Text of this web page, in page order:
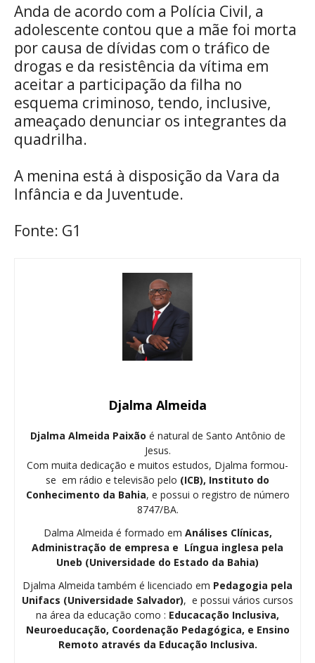
Anda de acordo com a Polícia Civil, a
adolescente contou que a mãe foi morta
por causa de dívidas com o tráfico de
drogas e da resistência da vítima em
aceitar a participação da filha no
esquema criminoso, tendo, inclusive,
ameaçado denunciar os integrantes da
quadrilha.
A menina está à disposição da Vara da
Infância e da Juventude.
Fonte: G1
Djalma Almeida
Djalma Almeida Paixão é natural de Santo Antônio de
Jesus.
Com muita dedicação e muitos estudos, Djalma formou-
se em rádio e televisão pelo (ICB), Instituto do
Conhecimento da Bahia, e possui o registro de número
8747/BA.
Dalma Almeida é formado em Análises Clínicas,
Administração de empresa e Língua inglesa pela
Uneb (Universidade do Estado da Bahia)
Djalma Almeida também é licenciado em Pedagogia pela
Unifacs (Universidade Salvador), e possui vários cursos
na área da educação como : Educacação Inclusiva,
Neuroeducação, Coordenação Pedagógica, e Ensino
Remoto através da Educação Inclusiva.